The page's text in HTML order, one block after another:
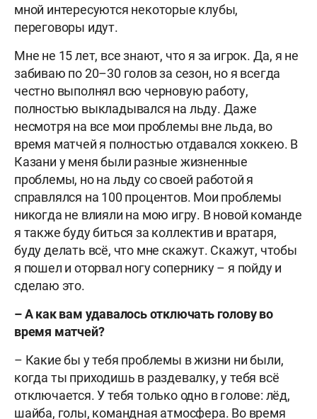
мной интересуются некоторые клубы,
переговоры идут.
Мне не 15 лет, все знают, что я за игрок. Да, я не
забиваю по 20–30 голов за сезон, но я всегда
честно выполнял всю черновую работу,
полностью выкладывался на льду. Даже
несмотря на все мои проблемы вне льда, во
время матчей я полностью отдавался хоккею. В
Казани у меня были разные жизненные
проблемы, но на льду со своей работой я
справлялся на 100 процентов. Мои проблемы
никогда не влияли на мою игру. В новой команде
я также буду биться за коллектив и вратаря,
буду делать всё, что мне скажут. Скажут, чтобы
я пошел и оторвал ногу сопернику – я пойду и
сделаю это.
–А как вам удавалось отключать голову во
время матчей?
– Какие бы у тебя проблемы в жизни ни были,
когда ты приходишь в раздевалку, у тебя всё
отключается. У тебя только одно в голове: лёд,
шайба, голы, командная атмосфера. Во время